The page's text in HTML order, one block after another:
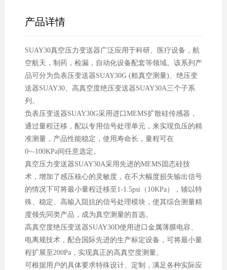
产品详情
SUAY30真空压力变送器广泛应用于科研、医疗设备，航
空航天，制药，检漏，自动化设备配套等领域。该系列产
品可分为负表压变送器SUAY30G (粗真空测量)、绝压变
送器SUAY30、高真空度绝压变送器SUAY30A三个子系
列。
负表压变送器SUAY30G采用进口MEMS扩散硅传感器，
通过量程迁移，配以专用信号处理单元，来实现负压的精
准测量，产品性能稳定，使用寿命长，量程可在
0~-100KPa间任意选定。
真空压力变送器SUAY30A采用先进的MEMS固态硅技
术，增加了感压核心的灵敏度，在不大幅度损失输出信号
的情况下可将最小量程迁移至1-1.5psi（10KPa），辅以特
殊、稳定、高输入阻抗的信号处理模块，使其综合测量精
度领先同类产品，成为真空测量的首选。
高真空度绝压变送器SUAY30D使用进口金属薄膜电容、
电离规技术，配合国际先进的生产标定设备，可将最小量
程扩展至200Pa，实现真正的高真空度测量。
可根据用户的具体要求特殊设计、定制，满足各种实际应